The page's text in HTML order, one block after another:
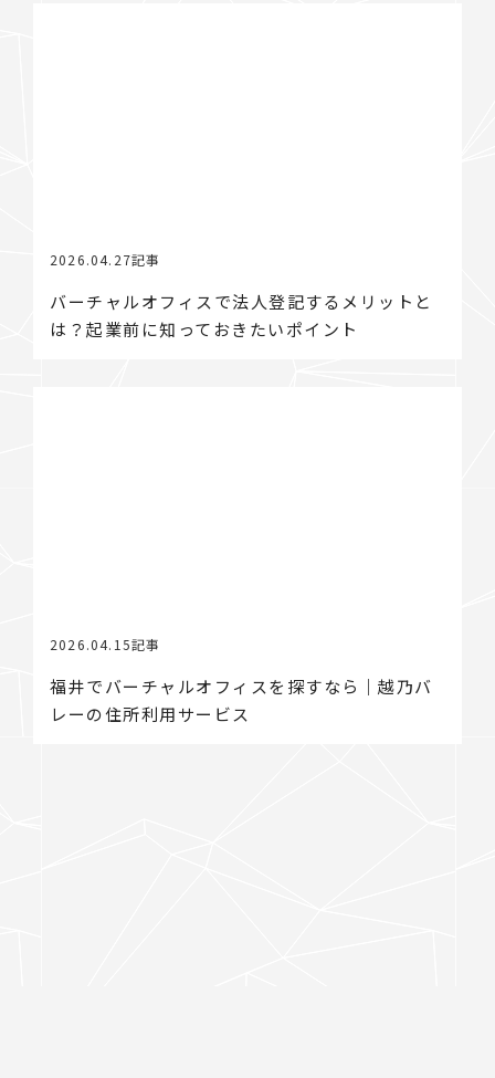
2026.04.27記事
バーチャルオフィスで法人登記するメリットと
は？起業前に知っておきたいポイント
2026.04.15記事
福井でバーチャルオフィスを探すなら｜越乃バ
レーの住所利用サービス